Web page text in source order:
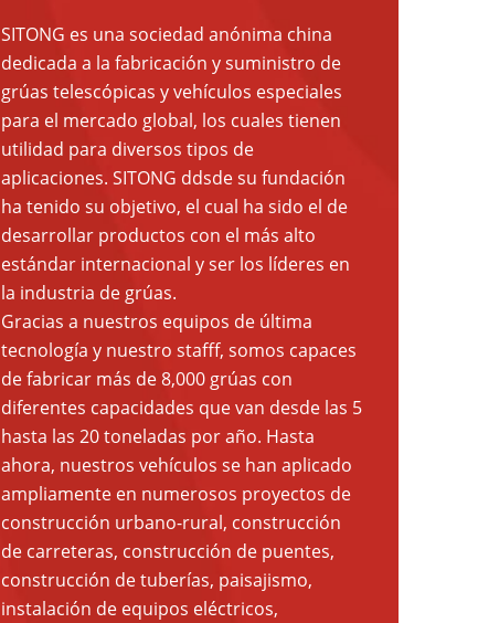
SITONG es una sociedad anónima china
dedicada a la fabricación y suministro de
grúas telescópicas y vehículos especiales
para el mercado global, los cuales tienen
utilidad para diversos tipos de
aplicaciones. SITONG ddsde su fundación
ha tenido su objetivo, el cual ha sido el de
desarrollar productos con el más alto
estándar internacional y ser los líderes en
la industria de grúas.
Gracias a nuestros equipos de última
tecnología y nuestro stafff, somos capaces
de fabricar más de 8,000 grúas con
diferentes capacidades que van desde las 5
hasta las 20 toneladas por año. Hasta
ahora, nuestros vehículos se han aplicado
ampliamente en numerosos proyectos de
construcción urbano-rural, construcción
de carreteras, construcción de puentes,
construcción de tuberías, paisajismo,
instalación de equipos eléctricos,